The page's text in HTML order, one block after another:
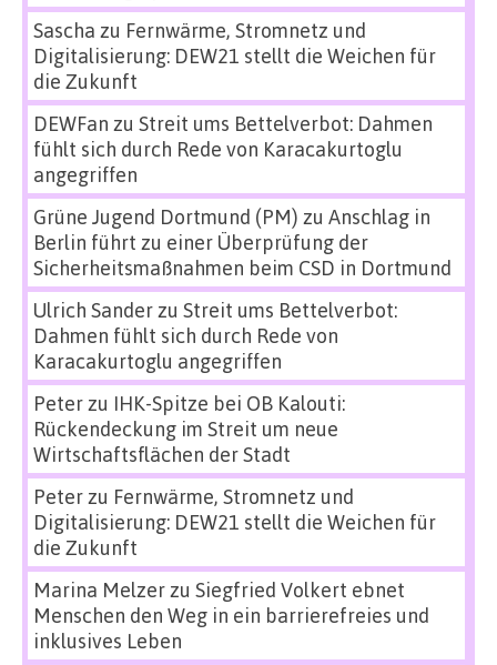
Sascha zu Fernwärme, Stromnetz und
Digitalisierung: DEW21 stellt die Weichen für
die Zukunft
DEWFan zu Streit ums Bettelverbot: Dahmen
fühlt sich durch Rede von Karacakurtoglu
angegriffen
Grüne Jugend Dortmund (PM) zu Anschlag in
Berlin führt zu einer Überprüfung der
Sicherheitsmaßnahmen beim CSD in Dortmund
Ulrich Sanderzu Streit ums Bettelverbot:
Dahmen fühlt sich durch Rede von
Karacakurtoglu angegriffen
Peterzu IHK-Spitze bei OB Kalouti:
Rückendeckung im Streit um neue
Wirtschaftsflächen der Stadt
Peterzu Fernwärme, Stromnetz und
Digitalisierung: DEW21 stellt die Weichen für
die Zukunft
Marina Melzerzu Siegfried Volkert ebnet
Menschen den Weg in ein barrierefreies und
inklusives Leben